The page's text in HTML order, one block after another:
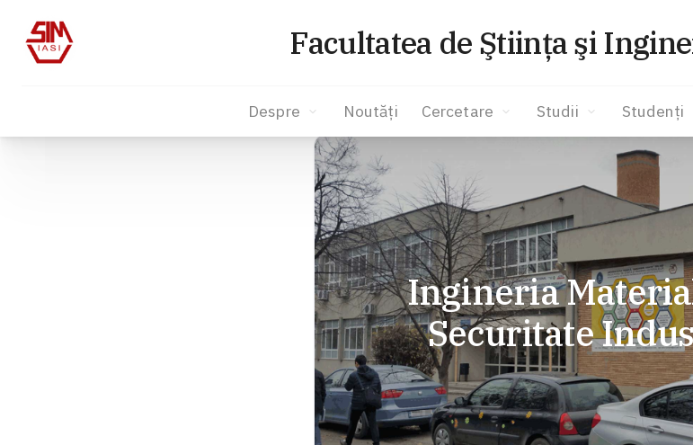
Facultatea de Ştiinţa şi
Despre Noutăți Cercetare Studii Studenţi
Ingineria
Securitate